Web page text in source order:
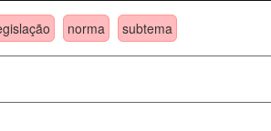
norma subtema